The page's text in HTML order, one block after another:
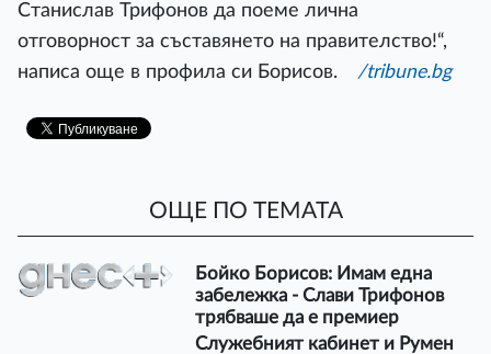
Станислав Трифонов да поеме лична
отговорност за съставянето на правителство!“,
написа още в профила си Борисов.
/tribune.bg
ОЩЕ ПО ТЕМАТА
Бойко Борисов: Имам една
забележка - Слави Трифонов
трябваше да е премиер
Служебният кабинет и Румен